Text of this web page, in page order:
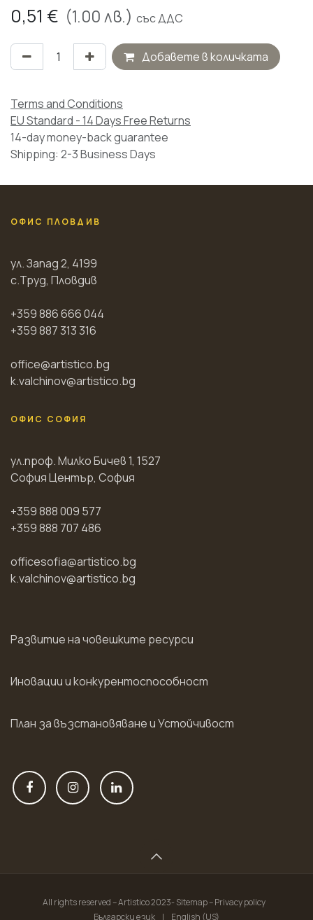
0,51 € (1.00лв.) със ДДС
Добавете в количката
Terms and Conditions
EU Standard - 14 Days Free Returns
14-day money-back guarantee
Shipping: 2-3 Business Days
ОФИС ПЛОВДИВ
ул. Запад 2, 4199
с.Труд, Пловдив
+359 886 666 044
+359 887 313 316
office@artistico.bg
k.valchinov@artistico.bg
ОФИС СОФИЯ
ул.проф. Милко Бичев 1, 1527
София Център, София
+359 888 009 577
+359 888 707 486
officesofia@artistico.bg
k.valchinov@artistico.bg
Развитие на човешките ресурси
Иновации и конкурентоспособност
План за възстановяване и Устойчивост
All rights reserved – Artistico 2023- Sitemap – Privacy policy
Български език
| English (US)